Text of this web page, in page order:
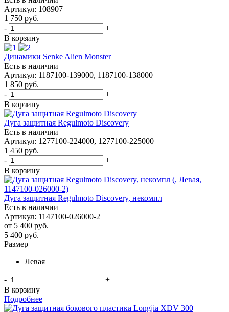
Артикул: 108907
1 750 руб.
-
+
В корзину
Динамики Senke Alien Monster
Есть в наличии
Артикул: 1187100-139000, 1187100-138000
1 850 руб.
-
+
В корзину
Дуга защитная Regulmoto Discovery
Есть в наличии
Артикул: 1277100-224000, 1277100-225000
1 450 руб.
-
+
В корзину
Дуга защитная Regulmoto Discovery, некомпл
Есть в наличии
Артикул: 1147100-026000-2
от 5 400 руб.
5 400 руб.
Размер
Левая
-
+
В корзину
Подробнее